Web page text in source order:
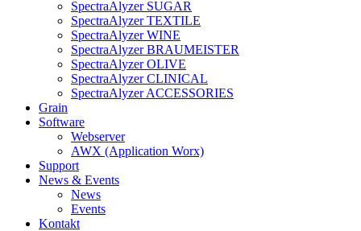
SpectraAlyzer SUGAR
SpectraAlyzer TEXTILE
SpectraAlyzer WINE
SpectraAlyzer BRAUMEISTER
SpectraAlyzer OLIVE
SpectraAlyzer CLINICAL
SpectraAlyzer ACCESSORIES
Grain
Software
Webserver
AWX (Application Worx)
Support
News & Events
News
Events
Kontakt